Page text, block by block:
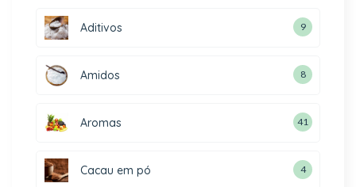
Aditivos 9
Amidos 8
Aromas 41
Cacau em pó 4